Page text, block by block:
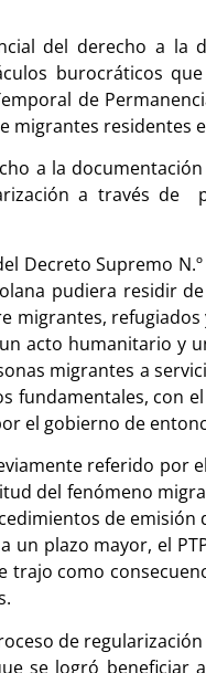
del derecho a la
burocráticos
de
migrantes residentes
a la
a través de
Decreto Supremo N.º
pudiera residir
migrantes,
acto humanitario y
migrantes a
fundamentales, con
el gobierno de
referido por
del fenómeno
de emisión
un plazo mayor, el
como
de
se logró beneficiar